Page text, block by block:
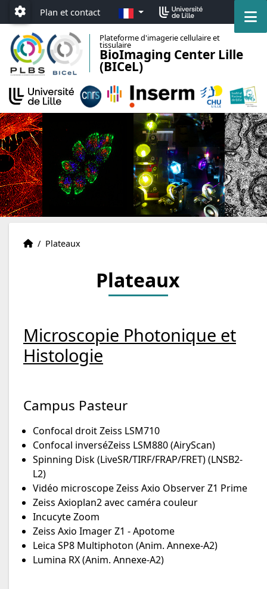
Accéder au menu principal
Accéder au contenu
Paramétrage
Plan et contact FR
Plateforme d'imagerie cellulaire et
tissulaire
BioImaging Center Lille
(BICeL)
BICeLAccueil
/ Plateaux
Plateaux
Microscopie Photonique et
Histologie
Campus Pasteur
Confocal droit Zeiss LSM710
Confocal inverséZeiss LSM880 (AiryScan)
Spinning Disk (LiveSR/TIRF/FRAP/FRET) (LNSB2-
L2)
Vidéo microscope Zeiss Axio Observer Z1 Prime
Zeiss Axioplan2 avec caméra couleur
Incucyte Zoom
Zeiss Axio Imager Z1 - Apotome
Leica SP8 Multiphoton (Anim. Annexe-A2)
Lumina RX (Anim. Annexe-A2)